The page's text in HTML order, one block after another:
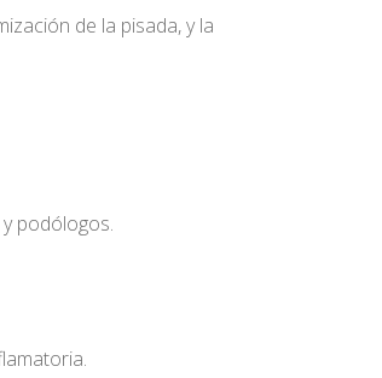
de la pisada, y la
podólogos.